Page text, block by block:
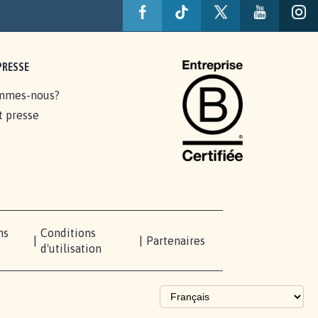
nous?
presse
Conditions
d'utilisation
Partenaires